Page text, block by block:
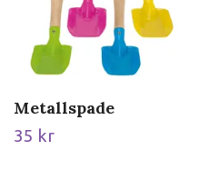
Metallspade
35 kr